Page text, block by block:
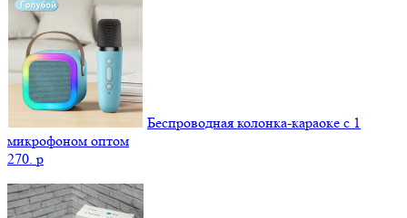
Беспроводная колонка-караоке с 1
микрофоном оптом
270. p